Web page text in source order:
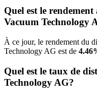
Quel est le
Vacuum Technology
À ce jour, le rendement du
Technology AG est de
Quel est le taux de
Technology AG?